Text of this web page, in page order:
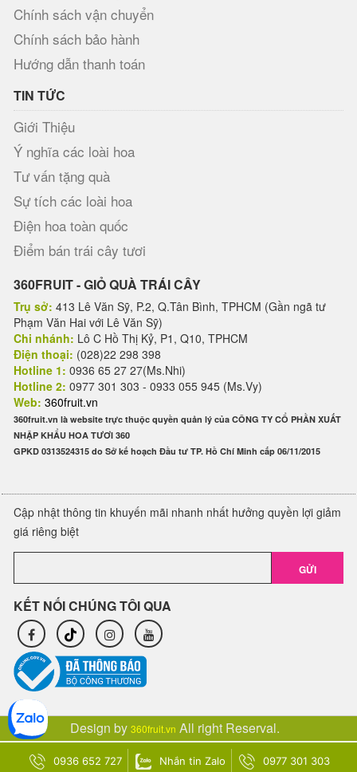
Chính sách vận chuyển
Chính sách bảo hành
Hướng dẫn thanh toán
TIN TỨC
Giới Thiệu
Ý nghĩa các loài hoa
Tư vấn tặng quà
Sự tích các loài hoa
Điện hoa toàn quốc
Điểm bán trái cây tươi
360FRUIT - GIỎ QUÀ TRÁI CÂY
Trụ sở: 413 Lê Văn Sỹ, P.2, Q.Tân Bình, TPHCM (Gần ngã tư
Phạm Văn Hai với Lê Văn Sỹ)
Chi nhánh: Lô C Hồ Thị Kỷ, P1, Q10, TPHCM
Điện thoại: (028)22 298 398
Hotline 1: 0936 65 27 27(Ms.Nhi)
Hotline 2: 0977 301 303 - 0933 055 945 (Ms.Vy)
Web: 360fruit.vn
360fruit.vn là website trực thuộc quyền quản lý của CÔNG TY CỔ PHẦN XUẤT
NHẬP KHẨU HOA TƯƠI 360
GPKD 0313524315 do Sở kế hoạch Đầu tư TP. Hồ Chí Minh cấp 06/11/2015
Cập nhật thông tin khuyến mãi nhanh nhất hưởng quyền lợi giảm
giá riêng biệt
GỬI
KẾT NỐI CHÚNG TÔI QUA
Design by 360fruit.vn All right Reserval.
0936 652 727 Nhắn tin Zalo 0977 301 303